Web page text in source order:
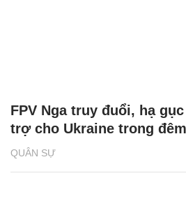
QUÂN SỰ
FPV Nga truy đuổi, hạ
trợ cho Ukraine trong đêm